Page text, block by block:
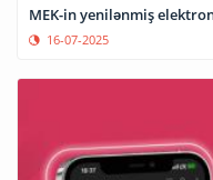
MEK-in yenilənmiş
16-07-2025